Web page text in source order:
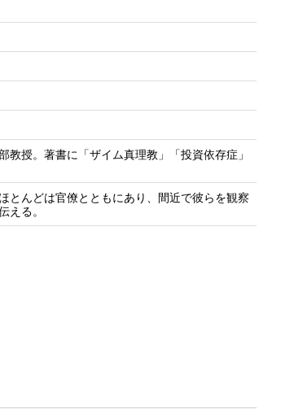
授。著書に「ザイム真理教」「投資依存症」
とんどは官僚とともにあり、間近で彼らを観察
える。